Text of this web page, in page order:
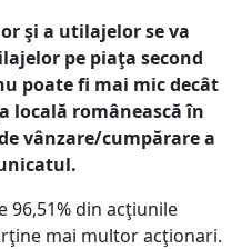
şi a utilajelor se va
pe piaţa second
poate fi mai mic decât
locală românească în
vânzare/cumpărare a
96,51% din acţiunile
mai multor acţionari.